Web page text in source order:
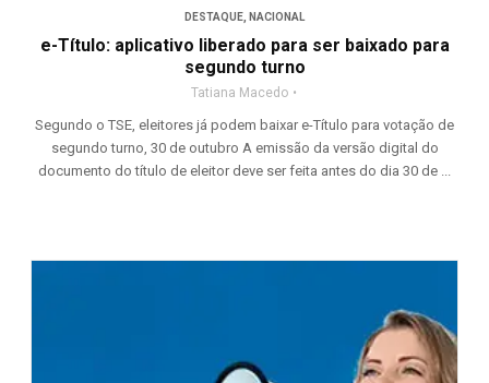
DESTAQUE NACIONAL
e-Título: aplicativo liberado para ser baixado para
segundo turno
Tatiana Macedo
Segundo o TSE, eleitores já podem baixar e-Título para votação de
segundo turno, 30 de outubro A emissão da versão digital do
documento do título de eleitor deve ser feita antes do dia 30 de ...